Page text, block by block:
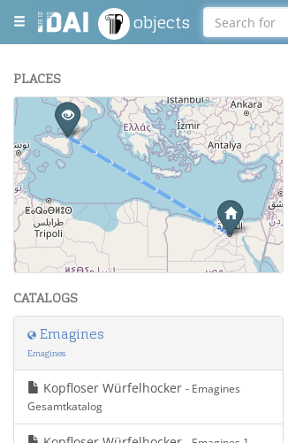
objects
PLACES
−
Leaflet | Maps and Data ©OpenStreetMap.
CATALOGS
Emagines
Emagines
Kopfloser Würfelhocker - Emagines
Gesamtkatalog